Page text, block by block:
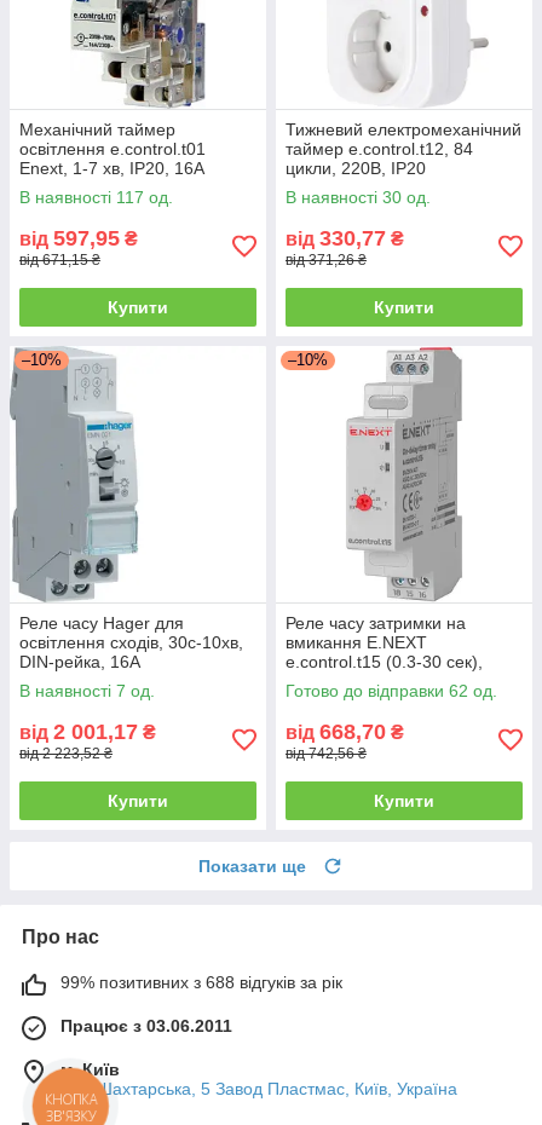
Механічний таймер
освітлення e.control.t01
Enext, 1-7 хв, IP20, 16А
В наявності 117 од.
від 597,95 ₴
від 671,15 ₴
Купити
Тижневий електромеханічний
таймер e.control.t12, 84
цикли, 220В, IP20
В наявності 30 од.
від 330,77 ₴
від 371,26 ₴
Купити
–10%
Реле часу Hager для
освітлення сходів, 30с-10хв,
DIN-рейка, 16A
В наявності 7 од.
від 2 001,17 ₴
від 2 223,52 ₴
Купити
–10%
Реле часу затримки на
вмикання E.NEXT
e.control.t15 (0.3-30 сек),
таймер затримки включення
модульний на DIN-рейку
Готово до відправки 62 од.
від 668,70 ₴
від 742,56 ₴
Купити
Показати ще
Про нас
99% позитивних з 688 відгуків за рік
Працює з 03.06.2011
м. Київ
вул. Шахтарська, 5 Завод Пластмас, Київ, Україна
КНОПКА
ЗВ'ЯЗКУ